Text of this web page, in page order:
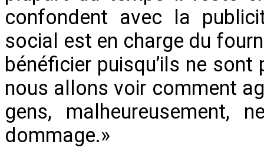
confondent avec la
social est en charge du
bénéficier puisqu’ils ne
nous allons voir comment
gens, malheureusement,
dommage.»